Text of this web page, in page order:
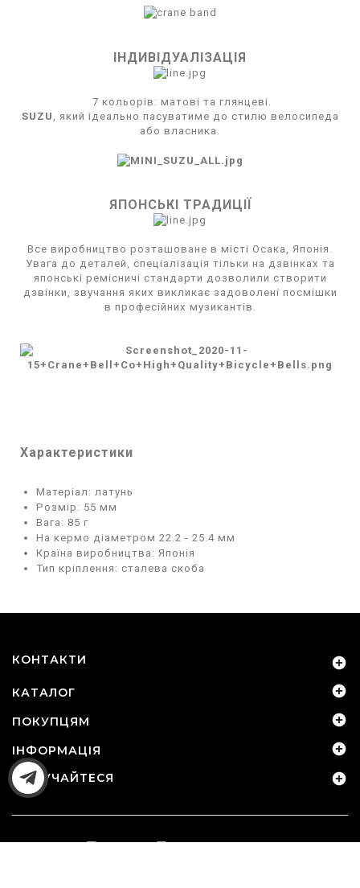
ІНДИВІДУАЛІЗАЦІЯ
7 кольорів: матові та глянцеві.
SUZU, який ідеально пасуватиме до стилю велосипеда
або власника.
ЯПОНСЬКІ ТРАДИЦІЇ
Все виробництво розташоване в місті Осака, Японія.
Увага до деталей, спеціалізація тільки на дзвінках та
японські ремісничі стандарти дозволили створити
дзвінки, звучання яких викликає задоволені посмішки
в професійних музикантів.
Характеристики
Матеріал: латунь
Розмір: 55 мм
Вага: 85 г
На кермо діаметром 22.2 - 25.4 мм
Країна виробництва: Японія
Тип кріплення: сталева скоба
КОНТАКТИ 
КАТАЛОГ 
ПОКУПЦЯМ 
ІНФОРМАЦІЯ 
ДОЛУЧАЙТЕСЯ 